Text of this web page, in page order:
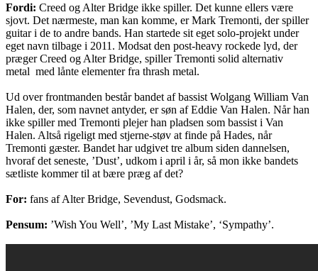
Fordi: Creed og Alter Bridge ikke spiller. Det kunne ellers være
sjovt. Det nærmeste, man kan komme, er Mark Tremonti, der spiller
guitar i de to andre bands. Han startede sit eget solo-projekt under
eget navn tilbage i 2011. Modsat den post-heavy rockede lyd, der
præger Creed og Alter Bridge, spiller Tremonti solid alternativ
metal med lånte elementer fra thrash metal.
Ud over frontmanden består bandet af bassist Wolgang William Van
Halen, der, som navnet antyder, er søn af Eddie Van Halen. Når han
ikke spiller med Tremonti plejer han pladsen som bassist i Van
Halen. Altså rigeligt med stjerne-støv at finde på Hades, når
Tremonti gæster. Bandet har udgivet tre album siden dannelsen,
hvoraf det seneste, ’Dust’, udkom i april i år, så mon ikke bandets
sætliste kommer til at bære præg af det?
For: fans af Alter Bridge, Sevendust, Godsmack.
Pensum: ’Wish You Well’, ’My Last Mistake’, ‘Sympathy’.